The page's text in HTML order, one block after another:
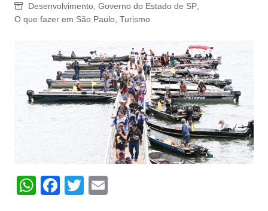
Desenvolvimento, Governo do Estado de SP,
O que fazer em São Paulo, Turismo
W F T E